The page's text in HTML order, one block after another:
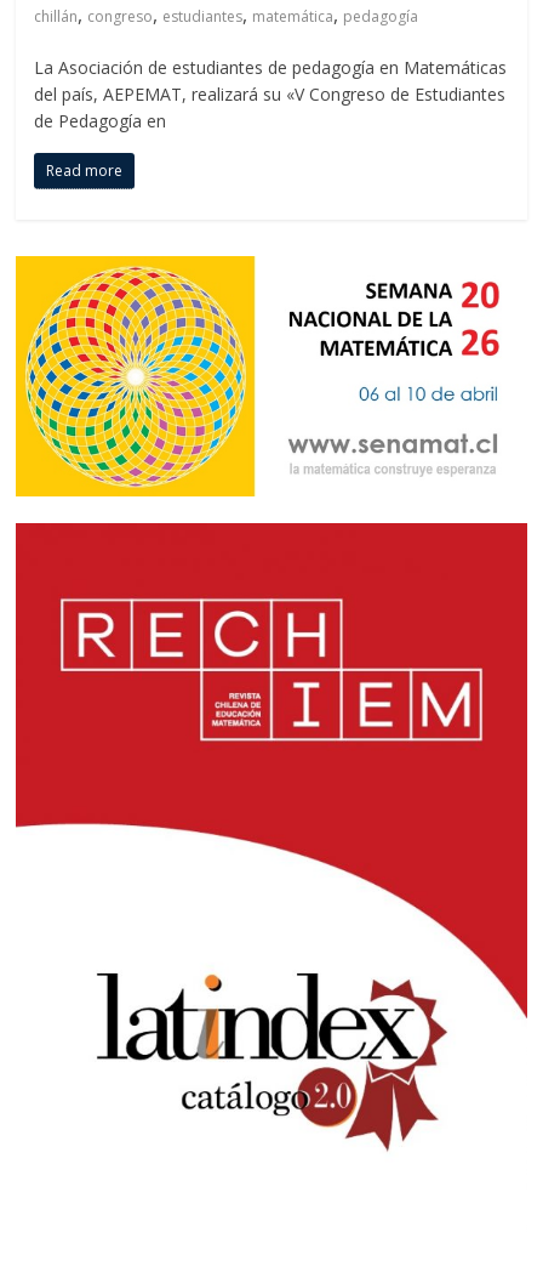
chillán, congreso, estudiantes, matemática, pedagogía
La Asociación de estudiantes de pedagogía en Matemáticas
del país, AEPEMAT, realizará su «V Congreso de Estudiantes
de Pedagogía en
Read more